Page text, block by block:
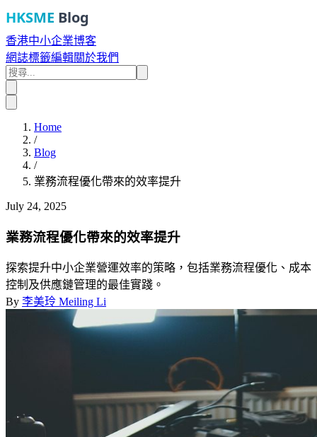
HKSME Blog
香港中小企業博客
網誌標籤編輯關於我們
Home
/
Blog
/
業務流程優化帶來的效率提升
July 24, 2025
業務流程優化帶來的效率提升
探索提升中小企業營運效率的策略，包括業務流程優化、成本
控制及供應鏈管理的最佳實踐。
By 李美玲 Meiling Li